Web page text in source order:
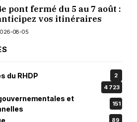
pont fermé du 5 au 7 août :
vos itinéraires
08-05
du RHDP 2
4 723
et
151
89